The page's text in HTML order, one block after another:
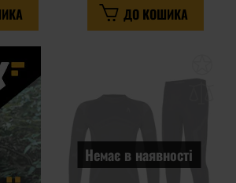
ДО КОШИКА
Немає в наявності